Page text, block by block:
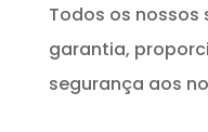
Todos os nossos
garantia,
segurança aos